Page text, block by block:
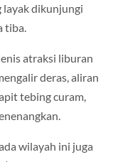
layak dikunjungi
tiba.
atraksi liburan
deras, aliran
tebing curam,
wilayah ini juga